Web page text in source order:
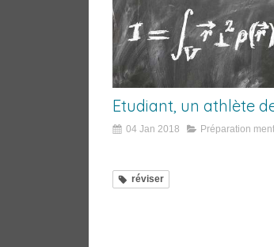
Etudiant, un athlète
04 Jan 2018 Préparation
réviser